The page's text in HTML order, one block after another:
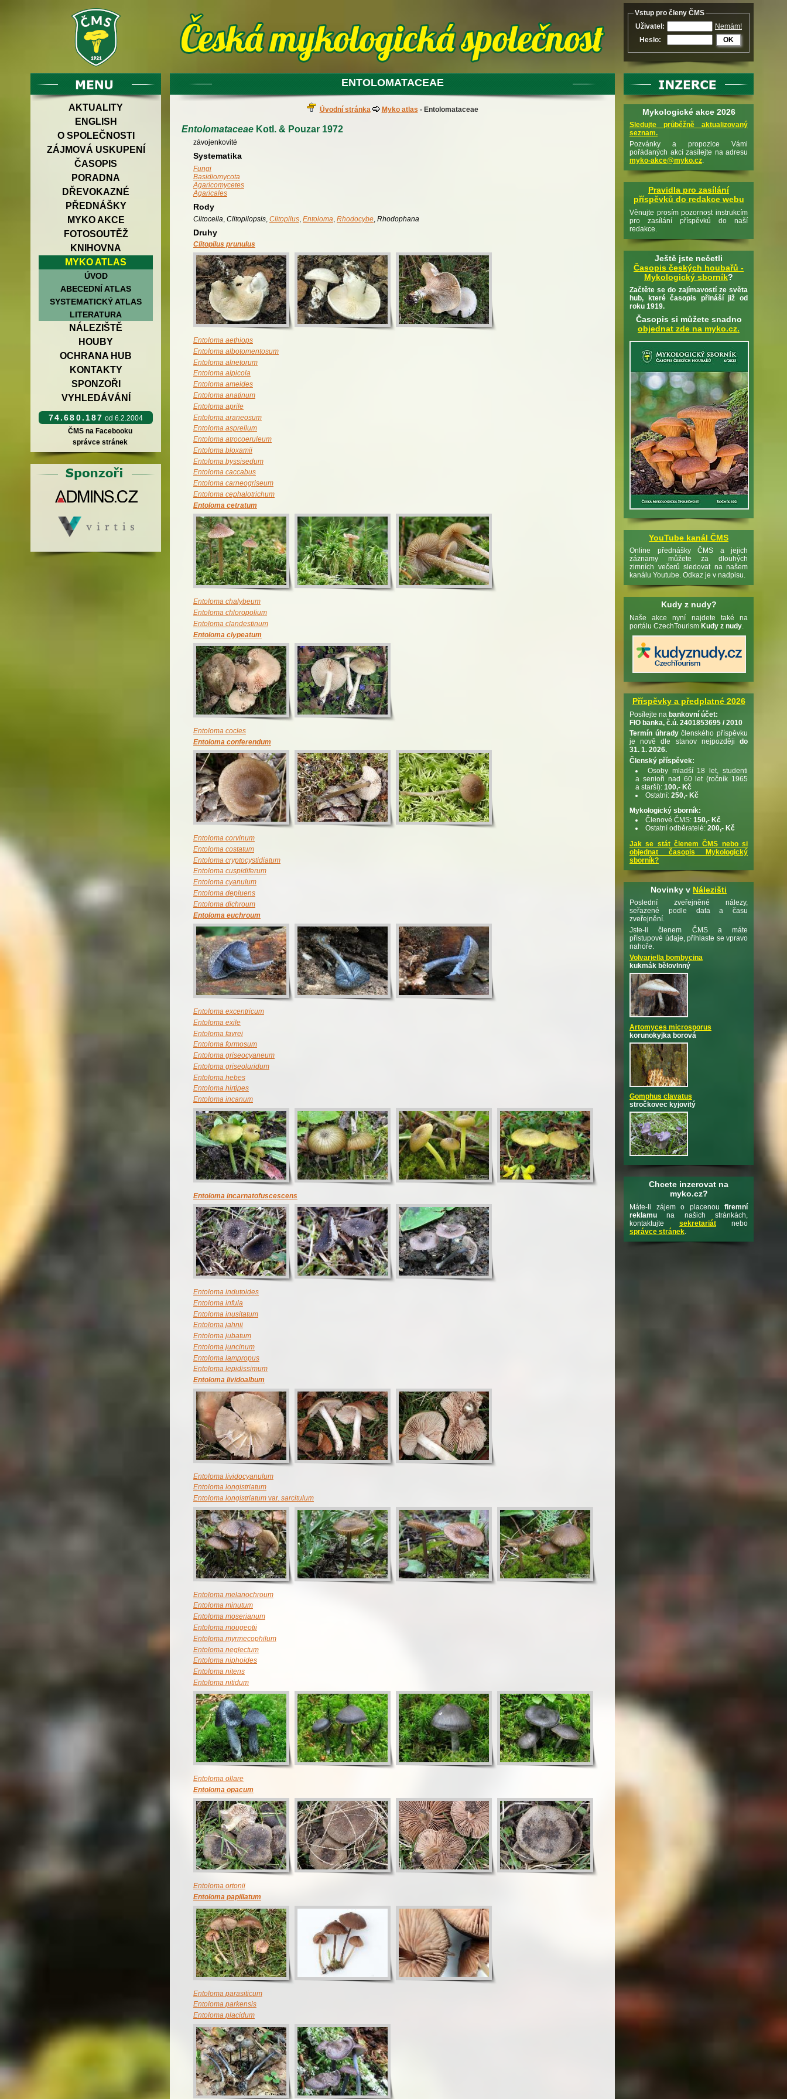
AKTUALITY
ENGLISH
O SPOLEČNOSTI
ZÁJMOVÁ USKUPENÍ
ČASOPIS
PORADNA
DŘEVOKAZNÉ
PŘEDNÁŠKY
MYKO AKCE
FOTOSOUTĚŽ
KNIHOVNA
MYKO ATLAS
ÚVOD
ABECEDNÍ ATLAS
SYSTEMATICKÝ ATLAS
LITERATURA
NÁLEZIŠTĚ
HOUBY
OCHRANA HUB
KONTAKTY
SPONZOŘI
VYHLEDÁVÁNÍ
74.680.187 od 6.2.2004
ČMS na Facebooku
správce stránek
ENTOLOMATACEAE
Úvodní stránka Myko atlas - Entolomataceae
Entolomataceae Kotl. & Pouzar 1972
závojenkovité
Systematika
Fungi
Basidiomycota
Agaricomycetes
Agaricales
Rody
Clitocella Clitopilopsis Clitopilus Entoloma Rhodocybe Rhodophana
Druhy
Clitopilus prunulus
Entoloma aethiops
Entoloma albotomentosum
Entoloma alnetorum
Entoloma alpicola
Entoloma ameides
Entoloma anatinum
Entoloma aprile
Entoloma araneosum
Entoloma asprellum
Entoloma atrocoeruleum
Entoloma bloxamii
Entoloma byssisedum
Entoloma caccabus
Entoloma carneogriseum
Entoloma cephalotrichum
Entoloma cetratum
Entoloma chalybeum
Entoloma chloropolium
Entoloma clandestinum
Entoloma clypeatum
Entoloma cocles
Entoloma conferendum
Entoloma corvinum
Entoloma costatum
Entoloma cryptocystidiatum
Entoloma cuspidiferum
Entoloma cyanulum
Entoloma depluens
Entoloma dichroum
Entoloma euchroum
Entoloma excentricum
Entoloma exile
Entoloma favrei
Entoloma formosum
Entoloma griseocyaneum
Entoloma griseoluridum
Entoloma hebes
Entoloma hirtipes
Entoloma incanum
Entoloma incarnatofuscescens
Entoloma indutoides
Entoloma infula
Entoloma inusitatum
Entoloma jahnii
Entoloma jubatum
Entoloma juncinum
Entoloma lampropus
Entoloma lepidissimum
Entoloma lividoalbum
Entoloma lividocyanulum
Entoloma longistriatum
Entoloma longistriatum var. sarcitulum
Entoloma melanochroum
Entoloma minutum
Entoloma moserianum
Entoloma mougeotii
Entoloma myrmecophilum
Entoloma neglectum
Entoloma niphoides
Entoloma nitens
Entoloma nitidum
Entoloma ollare
Entoloma opacum
Entoloma ortonii
Entoloma papillatum
Entoloma parasiticum
Entoloma parkensis
Entoloma placidum
Vstup pro členy ČMS
Uživatel:
Nemám!
Heslo:
OK
Mykologické akce 2026
Sledujte průběžně aktualizovaný
seznam.
Pozvánky a propozice Vámi
pořádaných akcí zasílejte na adresu
myko-akce@myko.cz.
Pravidla pro zasílání
příspěvků do redakce webu
Věnujte prosím pozornost instrukcím
pro zasílání příspěvků do naší
redakce.
Ještě jste nečetli
Časopis českých houbařů -
Mykologický sborník?
Začtěte se do zajímavostí ze světa
hub, které časopis přináší již od
roku 1919.
Časopis si můžete snadno
objednat zde na myko.cz.
YouTube kanál ČMS
Online přednášky ČMS a jejich
záznamy můžete za dlouhých
zimních večerů sledovat na našem
kanálu Youtube. Odkaz je v nadpisu.
Kudy z nudy?
Naše akce nyní najdete také na
portálu CzechTourism Kudy z nudy
Příspěvky a předplatné 2026
Posílejte na bankovní účet:
FIO banka, č.ú. 2401853695 / 2010
Termín úhradyčlenského příspěvku
je nově dle stanov nejpozději do
31. 1. 2026.
Členský příspěvek:
Osoby mladší 18 let, studenti
a senioři nad 60 let (ročník 1965
a starší): 100,- Kč
Ostatní: 250,- Kč
Mykologický sborník:
Členové ČMS: 150,- Kč
Ostatní odběratelé: 200,- Kč
Jak se stát členem ČMS nebo si
objednat časopis Mykologický
sborník?
Novinky v Nálezišti
Poslední zveřejněné nálezy,
seřazené podle data a času
zveřejnění.
Jste-li členem ČMS a máte
přístupové údaje, přihlaste se vpravo
nahoře.
Volvariella bombycina
kukmák bělovlnný
Artomyces microsporus
korunokyjka borová
Gomphus clavatus
stročkovec kyjovitý
Chcete inzerovat na
myko.cz?
Máte-li zájem o placenou firemní
reklamu na našich stránkách,
kontaktujte sekretariát nebo
správce stránek